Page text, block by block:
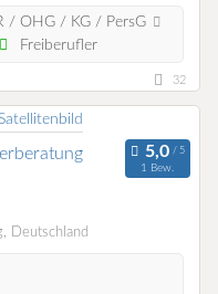
/ OHG / KG / PersG
Freiberufler
32
1 Bew.
Deutschland